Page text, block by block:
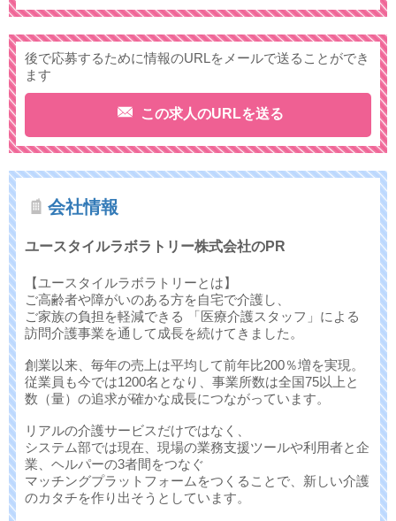
後で応募するために情報のURLをメールで送ることができ
ます
この求人のURLを送る
会社情報
ユースタイルラボラトリー株式会社のPR
【ユースタイルラボラトリーとは】
ご高齢者や障がいのある方を自宅で介護し、
ご家族の負担を軽減できる 「医療介護スタッフ」による
訪問介護事業を通して成長を続けてきました。
創業以来、毎年の売上は平均して前年比200％増を実現。
従業員も今では1200名となり、事業所数は全国75以上と
数（量）の追求が確かな成長につながっています。
リアルの介護サービスだけではなく、
システム部では現在、現場の業務支援ツールや利用者と企
業、ヘルパーの3者間をつなぐ
マッチングプラットフォームをつくることで、新しい介護
のカタチを作り出そうとしています。